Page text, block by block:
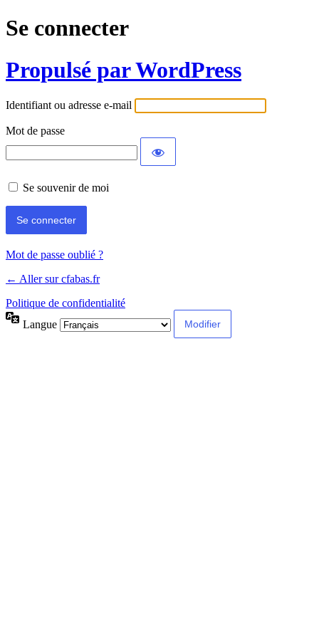
Se connecter
Propulsé par WordPress
Identifiant ou adresse e-mail
Mot de passe
Se souvenir de moi
Mot de passe oublié ?
← Aller sur cfabas.fr
Politique de confidentialité
Langue